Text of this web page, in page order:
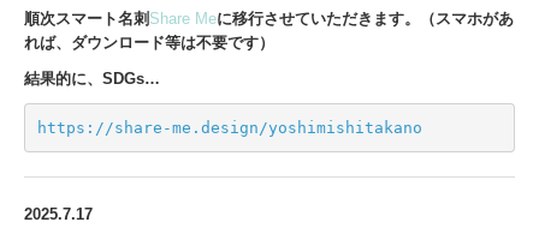
順次スマート名刺 Share Meに移行させていただきます。（スマホがあ
れば、ダウンロード等は不要です）
結果的に、SDGs…
https://share-me.design/yoshimishitakano
2025.7.17